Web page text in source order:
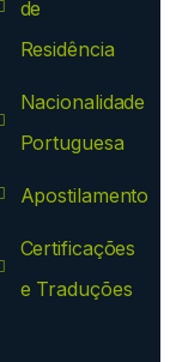
de
Residência
Nacionalidade
Portuguesa
Apostilamento
Certificações
e Traduções